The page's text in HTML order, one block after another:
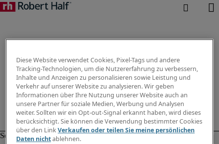
Diese Website verwendet Cookies, Pixel-Tags und andere
Tracking-Technologien, um die Nutzererfahrung zu verbessern,
Inhalte und Anzeigen zu personalisieren sowie Leistung und
Verkehr auf unserer Website zu analysieren. Wir geben
Informationen über Ihre Nutzung unserer Website auch an
unsere Partner für soziale Medien, Werbung und Analysen
weiter. Sollten wir ein Opt-out-Signal erkannt haben, wird dieses
berücksichtigt. Sie können die Verwendung bestimmter Cookies
über den LinkVerkaufen oder teilen Sie meine persönlichen
Daten nichtablehnen.